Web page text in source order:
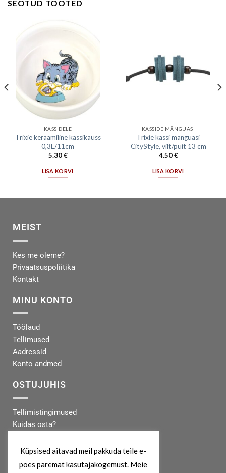
SEOTUD TOOTED
KASSIDELE
Trixie keraamiline kassikauss
0,3L/11cm
5.30€
LISA KORVI
KASSIDE MÄNGUASI
Trixie kassi mänguasi
CityStyle, vilt/puit 13 cm
4.50€
LISA KORVI
MEIST
Kes me oleme?
Privaatsuspoliitika
Kontakt
MINU KONTO
Töölaud
Tellimused
Aadressid
Konto andmed
OSTUJUHIS
Tellimistingimused
Kuidas osta?
Tarneinfo
MEIST
Küpsised aitavad meil pakkuda teile e-
poes paremat kasutajakogemust. Meie